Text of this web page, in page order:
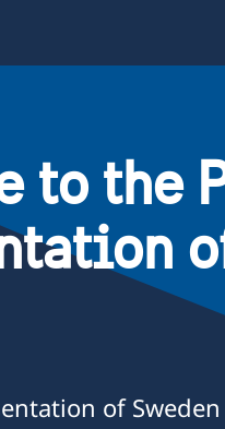
to the
of Sweden